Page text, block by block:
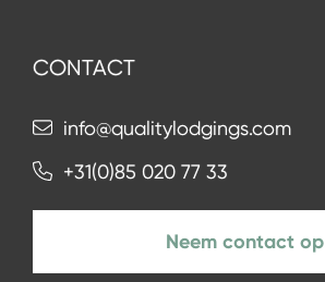
CONTACT
info@qualitylodgings.com
+31(0)85 020 77 33
Neem contact op